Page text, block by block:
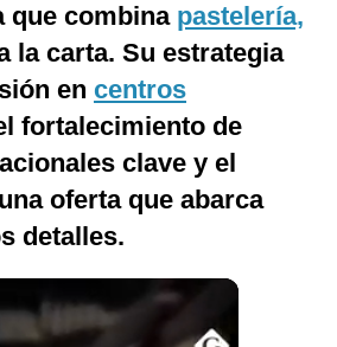
que combina pastelería,
la carta. Su estrategia
en centros
fortalecimiento de
clave y el
oferta que abarca
detalles.